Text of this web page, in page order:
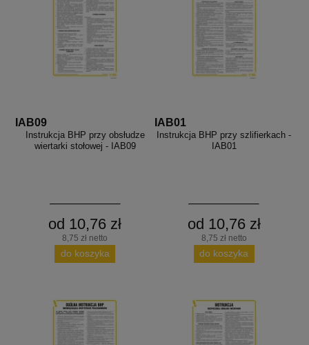
IAB09
Instrukcja BHP przy obsłudze
wiertarki stołowej - IAB09
od 10,76 zł
8,75 zł netto
do koszyka
IAB01
Instrukcja BHP przy szlifierkach -
IAB01
od 10,76 zł
8,75 zł netto
do koszyka